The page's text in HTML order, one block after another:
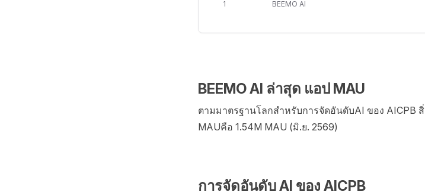
1 BEEMO AI
BEEMO AI ล่าสุด แอป MAU
ตามมาตรฐานโลกสำหรับการจัดอันดับAI ของ AICPB
MAUคือ 1.54M MAU (มิ.ย. 2569)
การจัดอันดับ AI ของ AICPB